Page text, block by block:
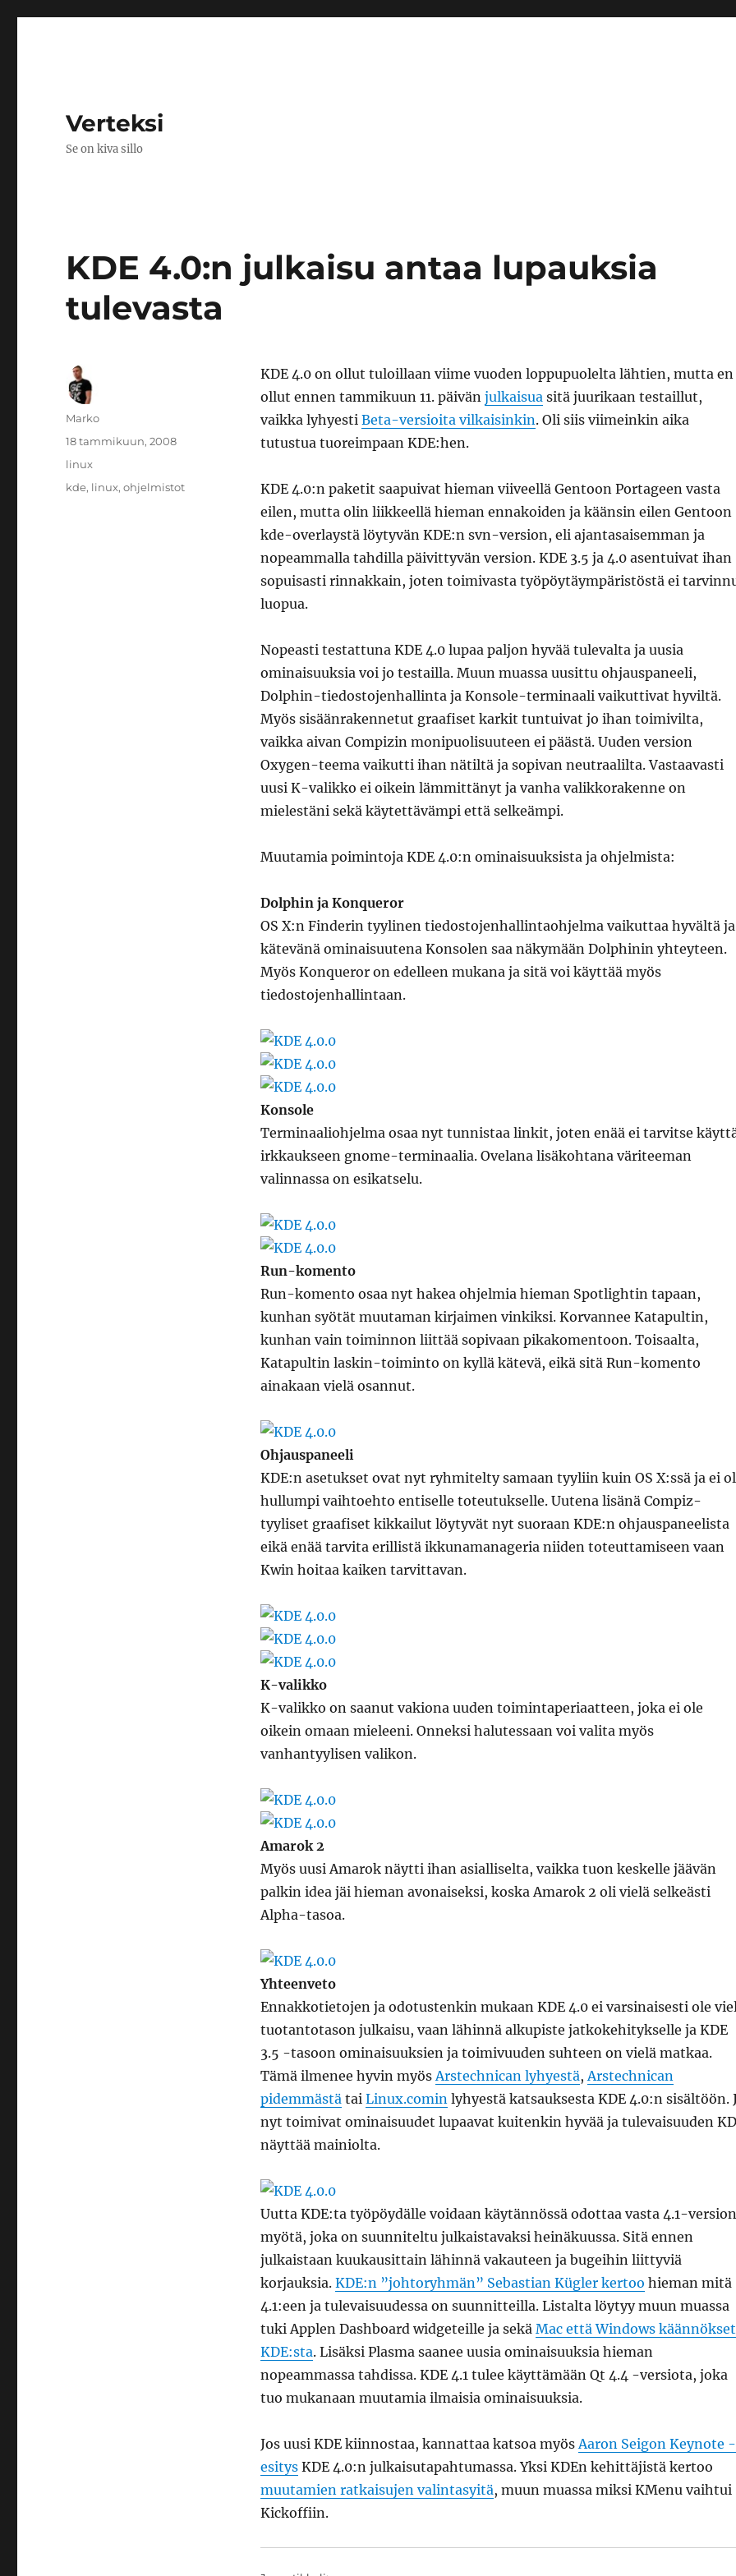
Verteksi
Se on kiva sillo
KDE 4.0:n julkaisu antaa lupauksia
tulevasta
KDE 4.0 on ollut tuloillaan viime vuoden loppupuolelta lähtien, mutta en
ollut ennen tammikuun 11. päivän julkaisuasitä juurikaan testaillut,
vaikka lyhyesti Beta-versioita vilkaisinkin. Oli siis viimeinkin aika
tutustua tuoreimpaan KDE:hen.
KDE 4.0:n paketit saapuivat hieman viiveellä Gentoon Portageen vasta
eilen, mutta olin liikkeellä hieman ennakoiden ja käänsin eilen Gentoon
kde-overlaystä löytyvän KDE:n svn-version, eli ajantasaisemman ja
nopeammalla tahdilla päivittyvän version. KDE 3.5 ja 4.0 asentuivat ihan
sopuisasti rinnakkain, joten toimivasta työpöytäympäristöstä ei
luopua.
Nopeasti testattuna KDE 4.0 lupaa paljon hyvää tulevalta ja uusia
ominaisuuksia voi jo testailla. Muun muassa uusittu ohjauspaneeli,
Dolphin-tiedostojenhallinta ja Konsole-terminaali vaikuttivat hyviltä.
Myös sisäänrakennetut graafiset karkit tuntuivat jo ihan toimivilta,
vaikka aivan Compizin monipuolisuuteen ei päästä. Uuden version
Oxygen-teema vaikutti ihan nätiltä ja sopivan neutraalilta. Vastaavasti
uusi K-valikko ei oikein lämmittänyt ja vanha valikkorakenne on
mielestäni sekä käytettävämpi että selkeämpi.
Muutamia poimintoja KDE 4.0:n ominaisuuksista ja ohjelmista:
Dolphin ja Konqueror
OS X:n Finderin tyylinen tiedostojenhallintaohjelma vaikuttaa hyvältä ja
kätevänä ominaisuutena Konsolen saa näkymään Dolphinin yhteyteen.
Myös Konqueror on edelleen mukana ja sitä voi käyttää myös
tiedostojenhallintaan.
Konsole
Terminaaliohjelma osaa nyt tunnistaa linkit, joten enää ei tarvitse
irkkaukseen gnome-terminaalia. Ovelana lisäkohtana väriteeman
valinnassa on esikatselu.
Run-komento
Run-komento osaa nyt hakea ohjelmia hieman Spotlightin tapaan,
kunhan syötät muutaman kirjaimen vinkiksi. Korvannee Katapultin,
kunhan vain toiminnon liittää sopivaan pikakomentoon. Toisaalta,
Katapultin laskin-toiminto on kyllä kätevä, eikä sitä Run-komento
ainakaan vielä osannut.
Ohjauspaneeli
KDE:n asetukset ovat nyt ryhmitelty samaan tyyliin kuin OS X:ssä ja ei
hullumpi vaihtoehto entiselle toteutukselle. Uutena lisänä Compiz-
tyyliset graafiset kikkailut löytyvät nyt suoraan KDE:n ohjauspaneelista
eikä enää tarvita erillistä ikkunamanageria niiden toteuttamiseen vaan
Kwin hoitaa kaiken tarvittavan.
K-valikko
K-valikko on saanut vakiona uuden toimintaperiaatteen, joka ei ole
oikein omaan mieleeni. Onneksi halutessaan voi valita myös
vanhantyylisen valikon.
Amarok 2
Myös uusi Amarok näytti ihan asialliselta, vaikka tuon keskelle jäävän
palkin idea jäi hieman avonaiseksi, koska Amarok 2 oli vielä selkeästi
Alpha-tasoa.
Yhteenveto
Ennakkotietojen ja odotustenkin mukaan KDE 4.0 ei varsinaisesti ole
tuotantotason julkaisu, vaan lähinnä alkupiste jatkokehitykselle ja KDE
3.5 -tasoon ominaisuuksien ja toimivuuden suhteen on vielä matkaa.
Tämä ilmenee hyvin myösArstechnican lyhyestä,Arstechnican
pidemmästätai Linux.cominlyhyestä katsauksesta KDE 4.0:n sisältöön.
nyt toimivat ominaisuudet lupaavat kuitenkin hyvää ja tulevaisuuden
näyttää mainiolta.
Uutta KDE:ta työpöydälle voidaan käytännössä odottaa vasta 4.1-version
myötä, joka on suunniteltu julkaistavaksi heinäkuussa. Sitä ennen
julkaistaan kuukausittain lähinnä vakauteen ja bugeihin liittyviä
korjauksia. KDE:n ”johtoryhmän” Sebastian Kügler kertoo hieman mitä
4.1:een ja tulevaisuudessa on suunnitteilla. Listalta löytyy muun muassa
tuki Applen Dashboard widgeteille ja sekä Mac että Windows käännökset
KDE:sta. Lisäksi Plasma saanee uusia ominaisuuksia hieman
nopeammassa tahdissa. KDE 4.1 tulee käyttämään Qt 4.4 -versiota, joka
tuo mukanaan muutamia ilmaisia ominaisuuksia.
Jos uusi KDE kiinnostaa, kannattaa katsoa myösAaron Seigon Keynote -
esitysKDE 4.0:n julkaisutapahtumassa. Yksi KDEn kehittäjistä kertoo
muutamien ratkaisujen valintasyitä, muun muassa miksi KMenu vaihtui
Kickoffiin.
Kirjoittaja
Marko
Julkaistu
18 tammikuun, 2008
Kategoriat
linux
Avainsanat
kde, linux,ohjelmistot